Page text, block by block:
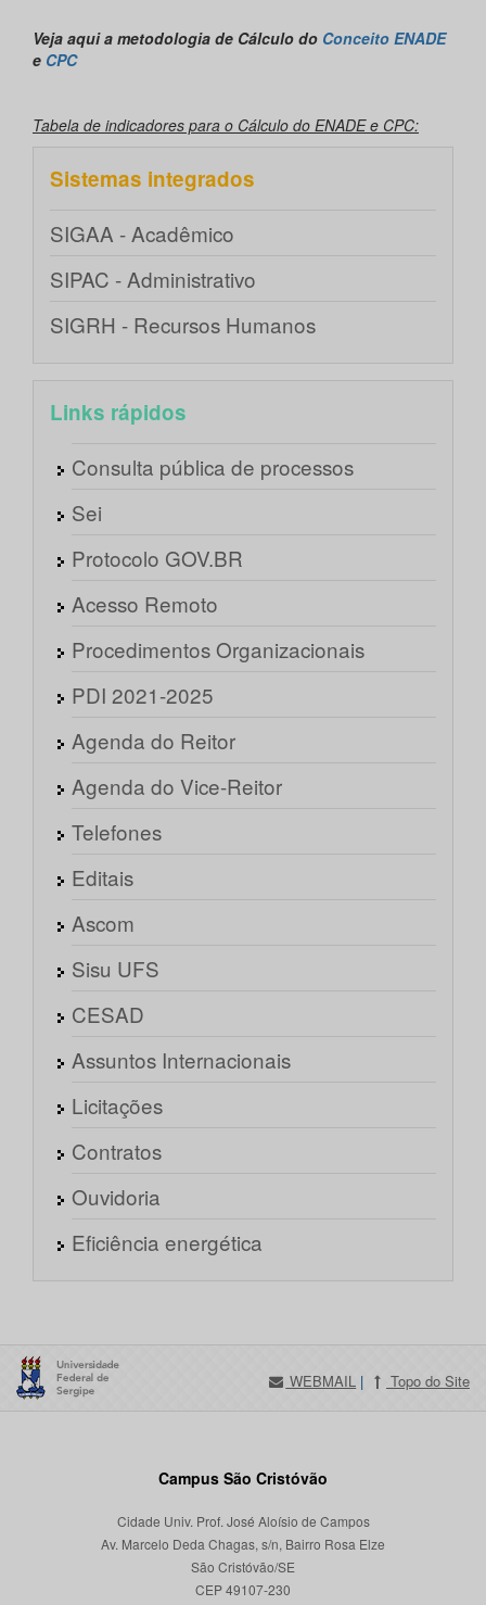
Veja aqui a metodologia de Cálculo do Conceito ENADE
e CPC
Tabela de indicadores para o Cálculo do ENADE e CPC:
Sistemas integrados
SIGAA - Acadêmico
SIPAC - Administrativo
SIGRH - Recursos Humanos
Links rápidos
Consulta pública de processos
Sei
Protocolo GOV.BR
Acesso Remoto
Procedimentos Organizacionais
PDI 2021-2025
Agenda do Reitor
Agenda do Vice-Reitor
Telefones
Editais
Ascom
Sisu UFS
CESAD
Assuntos Internacionais
Licitações
Contratos
Ouvidoria
Eficiência energética
WEBMAIL | Topo do Site
Campus São Cristóvão
Cidade Univ. Prof. José Aloísio de Campos
Av. Marcelo Deda Chagas, s/n, Bairro Rosa Elze
São Cristóvão/SE
CEP 49107-230